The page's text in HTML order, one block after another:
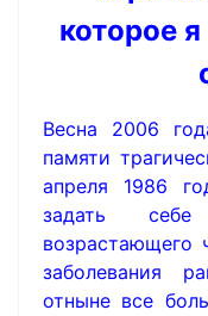
которое я
Весна 2006
памяти
апреля 1986
задать
возрастающего
заболевания
отныне все